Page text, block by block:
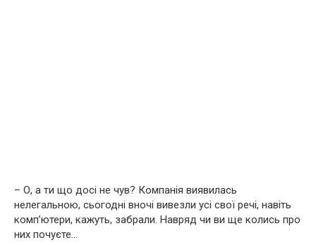
– О, а ти що досі не чув? Компанія виявилась
нелегальною, сьогодні вночі вивезли усі свої речі, навіть
комп’ютери, кажуть, забрали. Навряд чи ви ще колись про
них почуєте…